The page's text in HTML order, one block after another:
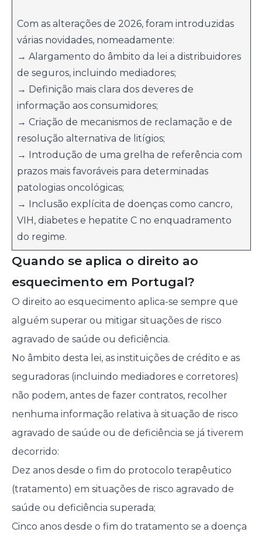
Com as alterações de 2026, foram introduzidas
várias novidades, nomeadamente:
→ Alargamento do âmbito da lei a distribuidores
de seguros, incluindo mediadores;
→ Definição mais clara dos deveres de
informação aos consumidores;
→ Criação de mecanismos de reclamação e de
resolução alternativa de litígios;
→ Introdução de uma grelha de referência com
prazos mais favoráveis para determinadas
patologias oncológicas;
→ Inclusão explícita de doenças como cancro,
VIH, diabetes e hepatite C no enquadramento
do regime.
Quando se aplica o direito ao
esquecimento em Portugal?
O direito ao esquecimento aplica-se sempre que
alguém superar ou mitigar situações de risco
agravado de saúde ou deficiência.
No âmbito desta lei, as instituições de crédito e as
seguradoras (incluindo mediadores e corretores)
não podem, antes de fazer contratos, recolher
nenhuma informação relativa à situação de risco
agravado de saúde ou de deficiência se já tiverem
decorrido:
Dez anos desde o fim do protocolo terapêutico
(tratamento) em situações de risco agravado de
saúde ou deficiência superada;
Cinco anos desde o fim do tratamento se a doença